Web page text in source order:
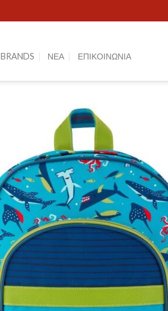
BRANDS ΝΕΑ ΕΠΙΚΟΙΝΩΝΙΑ